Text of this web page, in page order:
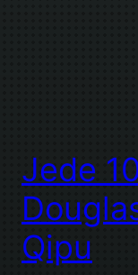
Jede
Qipu